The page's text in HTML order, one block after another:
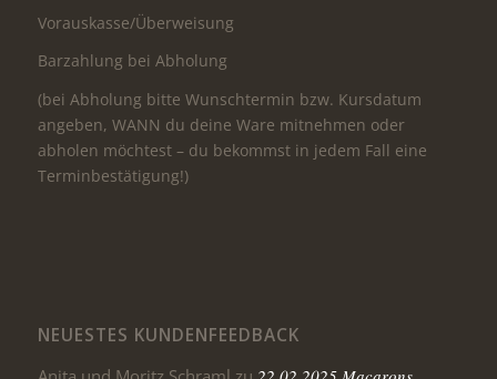
Vorauskasse/Überweisung
Barzahlung bei Abholung
(bei Abholung bitte Wunschtermin bzw. Kursdatum
angeben, WANN du deine Ware mitnehmen oder
abholen möchtest – du bekommst in jedem Fall eine
Terminbestätigung!)
NEUESTES KUNDENFEEDBACK